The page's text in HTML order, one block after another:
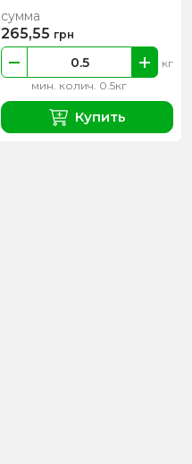
мин. колич. 0.5кг
кг
сумма
265,55 грн
Купить